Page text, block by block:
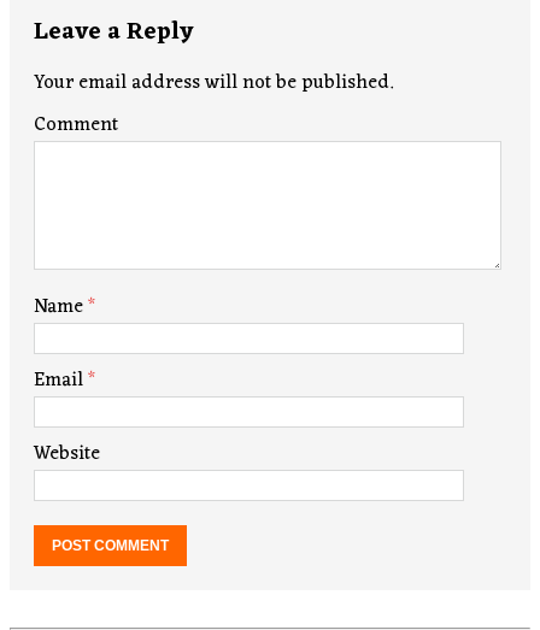
Leave a Reply
Your email address will not be published.
Comment
Name*
Email*
Website